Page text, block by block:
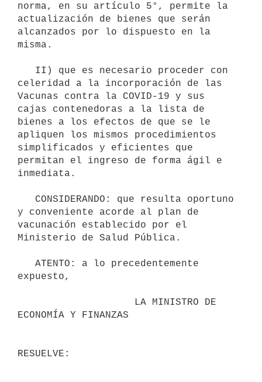
norma, en su artículo 5°, permite la
actualización de bienes que serán
alcanzados por lo dispuesto en la
misma.
celeridad a la incorporación de las
Vacunas contra la COVID-19 y sus
cajas contenedoras a la lista de
bienes a los efectos de que se le
apliquen los mismos procedimientos
simplificados y eficientes que
permitan el ingreso de forma ágil e
inmediata.
y conveniente acorde al plan de
vacunación establecido por el
Ministerio de Salud Pública.
expuesto,
ECONOMÍA Y FINANZAS